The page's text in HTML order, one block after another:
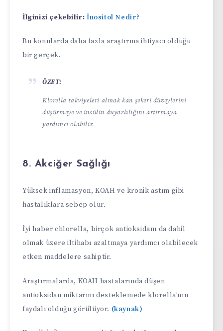
İlginizi çekebilir: İnositol Nedir?
Bu konularda daha fazla araştırma ihtiyacı olduğu
bir gerçek.
ÖZET:
Klorella takviyeleri almak kan şekeri düzeylerini
düşürmeye ve insülin duyarlılığını artırmaya
yardımcı olabilir.
8. Akciğer Sağlığı
Yüksek inflamasyon, KOAH ve kronik astım gibi
hastalıklara sebep olur.
İyi haber chlorella, birçok antioksidanı da dahil
olmak üzere iltihabı azaltmaya yardımcı olabilecek
etken maddelere sahiptir.
Araştırmalarda, KOAH hastalarında düşen
antioksidan miktarını desteklemede klorella’nın
faydalı olduğu görülüyor. (kaynak)